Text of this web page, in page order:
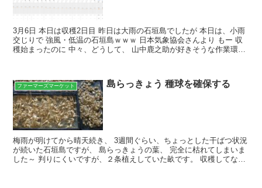
3月6日 本日は収穫2日目 昨日は大雨の石垣島でしたが 本日は、小雨
交じりで 強風・低温の石垣島ｗｗｗ 日本気象協会さんより もー 収
穫始まったのに 中々、どうして、 山中鹿之助が好きそうな作業環境
ファーマーズマーケット 島らっきょう 種球を確保する
梅雨が明けてから晴天続き、 3週間ぐらい、ちょっとした干ばつ状況
が続いた石垣島ですが、 島らっきょうの葉、 完全に枯れてしまいま
した～ 判りにくいですが、２条植えしていた畝です。 収穫してない